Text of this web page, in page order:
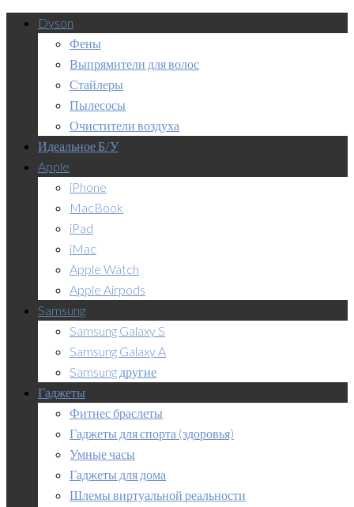
Dyson
Фены
Выпрямители для волос
Стайлеры
Пылесосы
Очистители воздуха
Идеальное Б/У
Apple
iPhone
MacBook
iPad
iMac
Apple Watch
Apple Airpods
Samsung
Samsung Galaxy S
Samsung Galaxy A
Samsung другие
Гаджеты
Фитнес браслеты
Гаджеты для спорта (здоровья)
Умные часы
Гаджеты для дома
Шлемы виртуальной реальности